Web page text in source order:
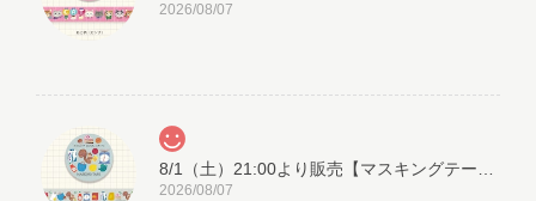
2026/08/07
8/1（土）21:00より販売【マスキングテープ】こぐまペーパーサーカス：リスと日用品店（15mm幅）
2026/08/07